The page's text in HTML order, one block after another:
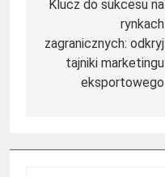
wpisu
Klucz do sukcesu na
rynkach
zagranicznych: odkryj
tajniki marketingu
eksportowego